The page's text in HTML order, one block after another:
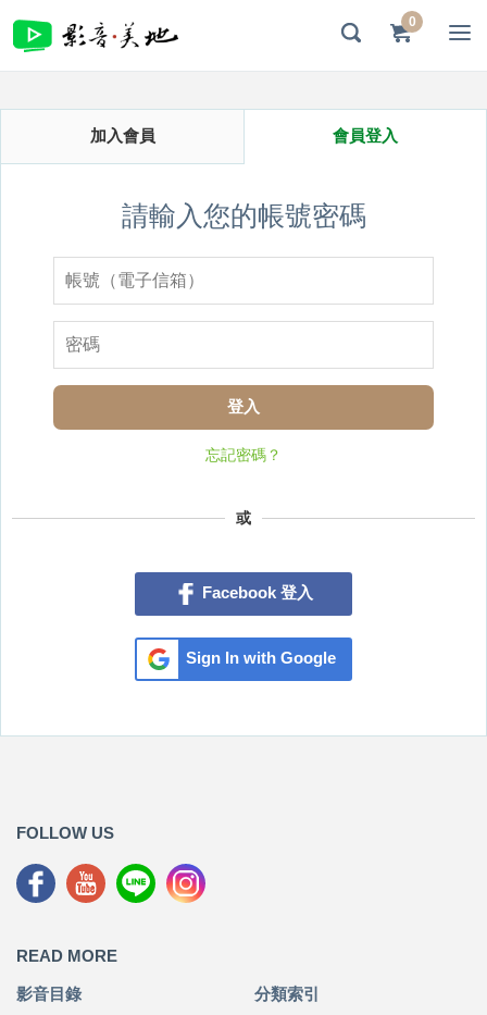
0
加入會員 會員登入
請輸入您的帳號密碼
登入
忘記密碼？
或
Facebook 登入
Sign In with Google
FOLLOW US
READ MORE
影音目錄 分類索引